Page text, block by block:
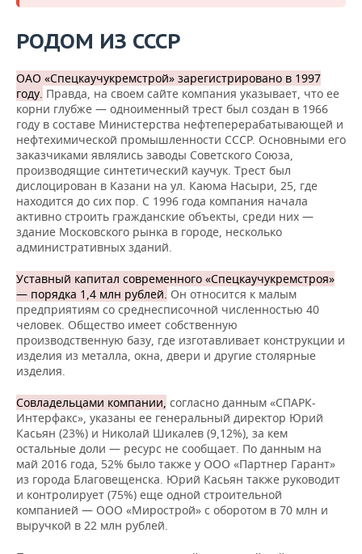
РОДОМ ИЗ СССР
ОАО «Спецкаучукремстрой» зарегистрировано в 1997
году. Правда, на своем сайте компания указывает, что ее
корни глубже — одноименный трест был создан в 1966
году в составе Министерства нефтеперерабатывающей и
нефтехимической промышленности СССР. Основными его
заказчиками являлись заводы Советского Союза,
производящие синтетический каучук. Трест был
дислоцирован в Казани на ул. Каюма Насыри, 25, где
находится до сих пор. С 1996 года компания начала
активно строить гражданские объекты, среди них —
здание Московского рынка в городе, несколько
административных зданий.
Уставный капитал современного «Спецкаучукремстроя»
— порядка 1,4 млн рублей. Он относится к малым
предприятиям со среднесписочной численностью 40
человек. Общество имеет собственную
производственную базу, где изготавливает конструкции и
изделия из металла, окна, двери и другие столярные
изделия.
Совладельцами компании, согласно данным «СПАРК-
Интерфакс», указаны ее генеральный директор Юрий
Касьян (23%) и Николай Шикалев (9,12%), за кем
остальные доли — ресурс не сообщает. По данным на
май 2016 года, 52% было также у ООО «Партнер Гарант»
из города Благовещенска. Юрий Касьян также руководит
и контролирует (75%) еще одной строительной
компанией — ООО «Мирострой» с оборотом в 70 млн и
выручкой в 22 млн рублей.